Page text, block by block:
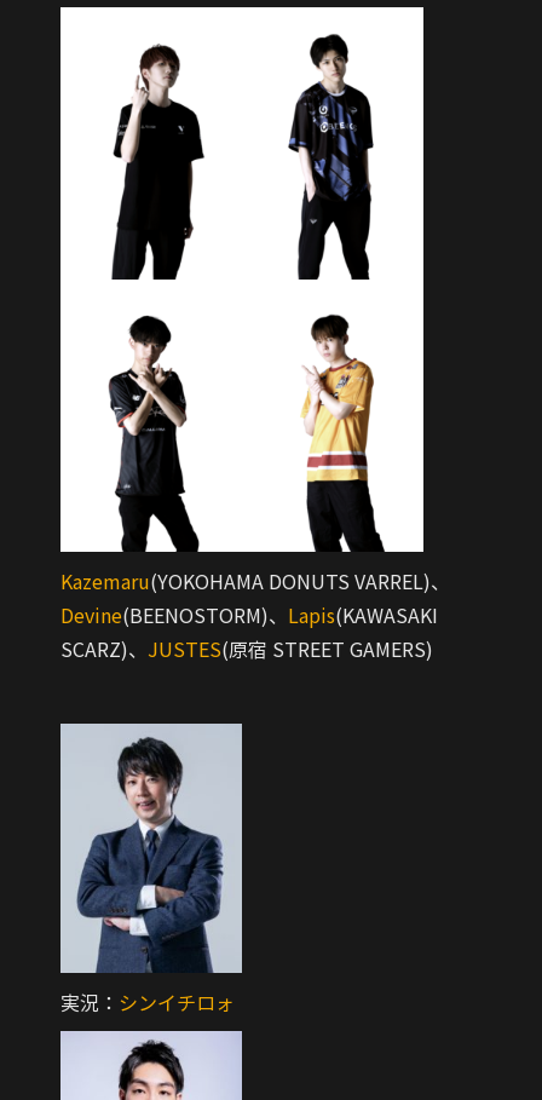
Kazemaru(YOKOHAMA DONUTS VARREL)、
Devine(BEENOSTORM)、 Lapis(KAWASAKI
SCARZ)、 JUSTES(原宿 STREET GAMERS)
実況： シンイチロォ